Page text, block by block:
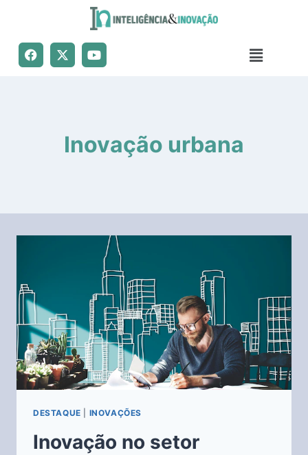
Inovação urbana
DESTAQUE INOVAÇÕES
Inovação no setor